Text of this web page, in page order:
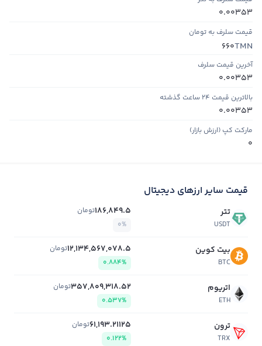
0.00353
قیمت سلرف به تومان
TMN
660
آخرین قیمت سلرف
0.00353
بالاترین قیمت ۲۴ ساعت گذشته
0.00353
مارکت کپ (ارزش بازار)
0
قیمت سایر ارزهای دیجیتال
تتر
USDT
186,849.5تومان
0%
بیت کوین
BTC
12,134,567,078.5تومان
0.884%
اتریوم
ETH
357,809,318.52تومان
0.537%
ترون
TRX
61,193.21125تومان
0.122%